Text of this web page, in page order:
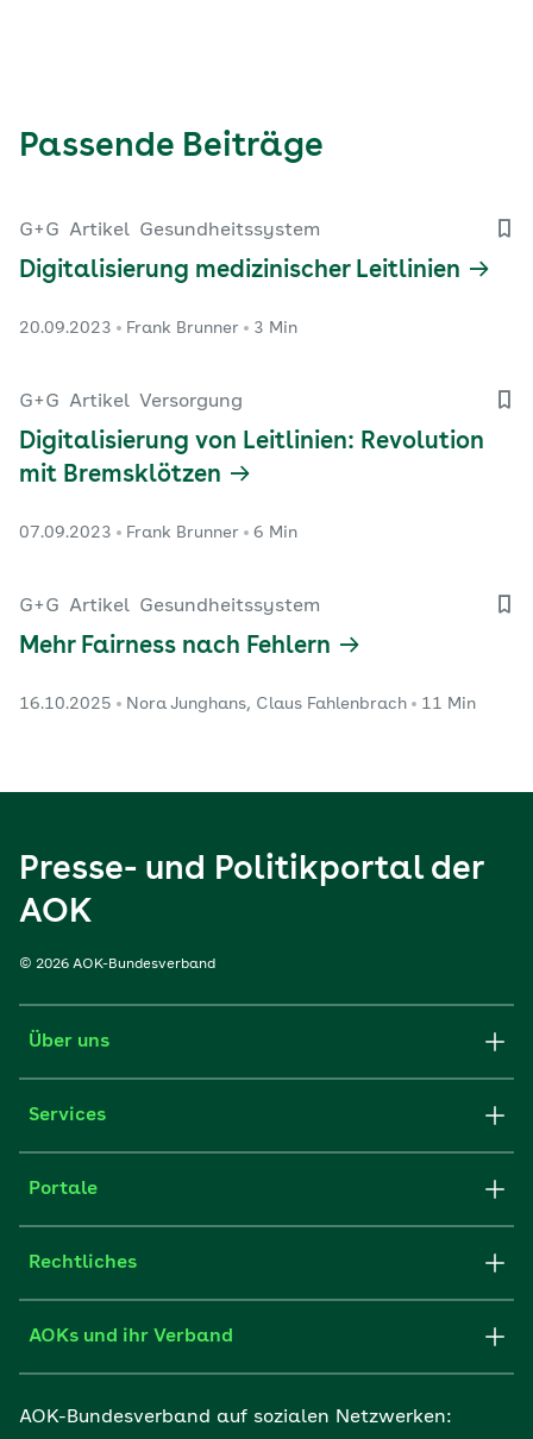
Passende Beiträge
G+G Artikel Gesundheitssystem
Digitalisierung medizinischer Leitlinien
20.09.2023 Frank Brunner 3 Min
G+G Artikel Versorgung
Digitalisierung von Leitlinien: Revolution
mit Bremsklötzen
07.09.2023 Frank Brunner 6 Min
G+G Artikel Gesundheitssystem
Mehr Fairness nach Fehlern
16.10.2025 Nora Junghans, Claus Fahlenbrach 11 Min
Presse- und Politikportal der
AOK
© 2026 AOK-Bundesverband
Über uns
Services
Portale
Rechtliches
AOKs und ihr Verband
AOK-Bundesverband auf sozialen Netzwerken: